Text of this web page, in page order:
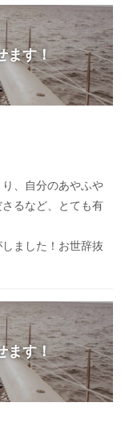
ます！
、自分のあやふや
るなど、とても有
ました！お世辞抜
ます！